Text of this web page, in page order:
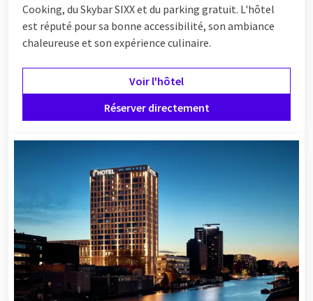
Cooking, du Skybar SIXX et du parking gratuit. L'hôtel
est réputé pour sa bonne accessibilité, son ambiance
chaleureuse et son expérience culinaire.
Voir l'hôtel
Réserver directement